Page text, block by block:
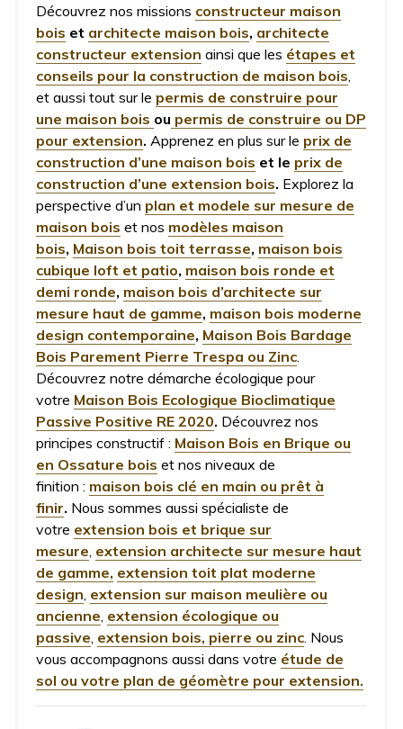
Découvrez nos missions constructeur maison
bois et architecte maison bois, architecte
constructeur extension ainsi que les étapes et
conseils pour la construction de maison bois,
et aussi tout sur le permis de construire pour
une maison bois ou permis de construire ou DP
pour extension. Apprenez en plus sur le prix de
construction d’une maison bois et le prix de
construction d’une extension bois. Explorez la
perspective d’un plan et modele sur mesure de
maison bois et nos modèles maison
bois, Maison bois toit terrasse, maison bois
cubique loft et patio, maison bois ronde et
demi ronde, maison bois d’architecte sur
mesure haut de gamme, maison bois moderne
design contemporaine, Maison Bois Bardage
Bois Parement Pierre Trespa ou Zinc.
Découvrez notre démarche écologique pour
votre Maison Bois Ecologique Bioclimatique
Passive Positive RE 2020. Découvrez nos
principes constructif : Maison Bois en Brique ou
en Ossature bois et nos niveaux de
finition : maison bois clé en main ou prêt à
finir. Nous sommes aussi spécialiste de
votre extension bois et brique sur
mesure, extension architecte sur mesure haut
de gamme, extension toit plat moderne
design, extension sur maison meulière ou
ancienne, extension écologique ou
passive, extension bois, pierre ou zinc. Nous
vous accompagnons aussi dans votre étude de
sol ou votre plan de géomètre pour extension.